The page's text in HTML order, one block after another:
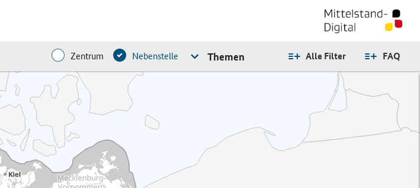
FAQ
Alle Filter
Zentrum Nebenstelle Themen